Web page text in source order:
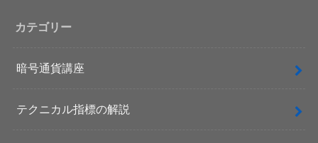
カテゴリー
暗号通貨講座
テクニカル指標の解説